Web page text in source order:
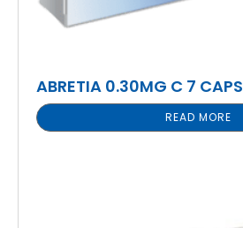
ABRETIA 0.30MG C 7 CAPS
READ MORE